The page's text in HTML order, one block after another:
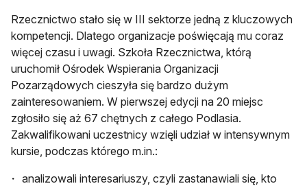
Rzecznictwo stało się w III sektorze jedną z kluczowych
kompetencji. Dlatego organizacje poświęcają mu coraz
więcej czasu i uwagi. Szkoła Rzecznictwa, którą
uruchomił Ośrodek Wspierania Organizacji
Pozarządowych cieszyła się bardzo dużym
zainteresowaniem. W pierwszej edycji na 20 miejsc
zgłosiło się aż 67 chętnych z całego Podlasia.
Zakwalifikowani uczestnicy wzięli udział w intensywnym
kursie, podczas którego m.in.:
analizowali interesariuszy, czyli zastanawiali się, kto